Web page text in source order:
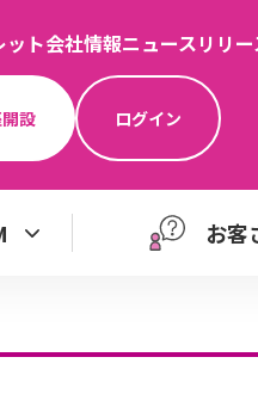
ット会社情報ニュースリリー
設 ログイン
お客